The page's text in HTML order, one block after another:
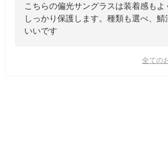
こちらの偏光サングラスは装着感も
しっかり保護します。種類も選べ、
いいです
全ての